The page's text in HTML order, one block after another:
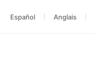
Anglais
Español